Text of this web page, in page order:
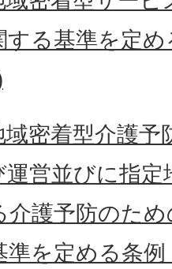
する基準を定
域密着型介護
運営並びに指
介護予防のた
準を定める条